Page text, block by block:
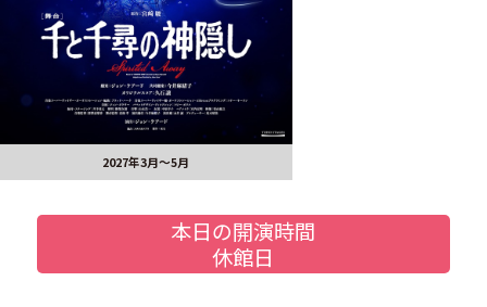
2027年3月～5月
本日の開演時間
休館日